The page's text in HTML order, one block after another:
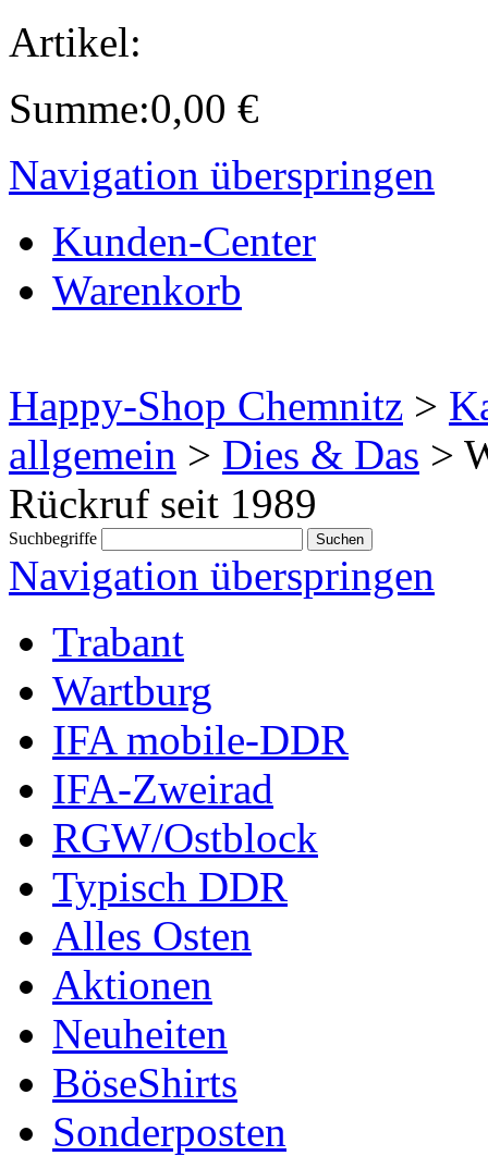
Artikel:
Summe:0,00 €
Navigation überspringen
Kunden-Center
Warenkorb
Happy-Shop Chemnitz >
allgemein > Dies & Das >
Rückruf seit 1989
Suchbegriffe
Navigation überspringen
Trabant
Wartburg
IFA mobile-DDR
IFA-Zweirad
RGW/Ostblock
Typisch DDR
Alles Osten
Aktionen
Neuheiten
BöseShirts
Sonderposten